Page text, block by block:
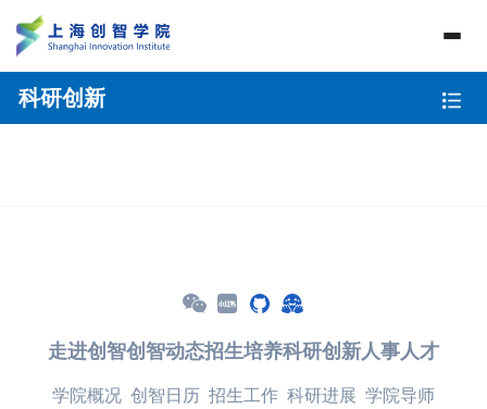
科研创新
走进创智
学院概况
创智动态
创智日历
招生培养
招生工作
科研创新
科研进展
人事人才
学院导师